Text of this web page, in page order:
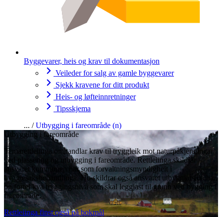
Byggevarer, heis og krav til dokumentasjon
Veileder for salg av gamle byggevarer
Sjekk kravene for ditt produkt
Heis- og løfteinnretninger
Tipsskjema
Utbygging i fareområde (n)
Utbygging i fareområde
Temarettleiinga omhandlar krav til tryggleik mot naturpåkjenningar
ved plassering og utbygging i fareområde. Rettleiinga skildrar
ansvaret kommunen har som forvaltningsmyndigheit i
byggjesaksbehandlinga. Ho skildrar også ansvaret utbyggjarsida har,
og fortel kva tryggingsnivå som skal leggjast til grunn ved bygging i
fareområde.
Rettleiinga finst også på bokmål